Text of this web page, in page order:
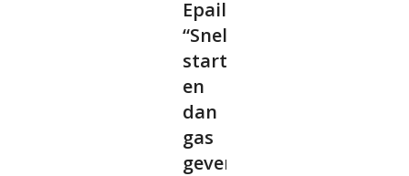
Epaillard:
“Snel
starten
en
dan
gas
geven”